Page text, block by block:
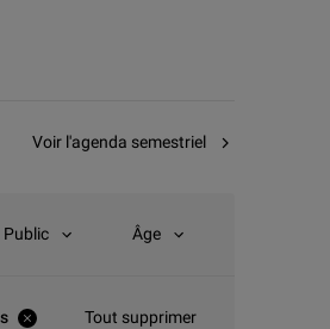
Voir l'agenda semestriel
Public Âge
Tout supprimer